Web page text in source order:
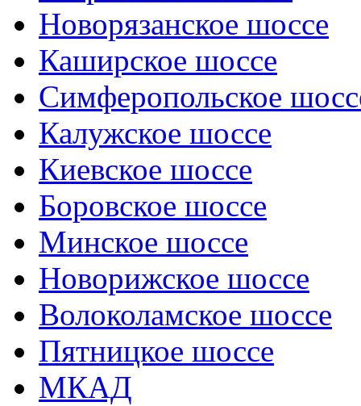
Новорязанское шоссе
Каширское шоссе
Симферопольское
Калужское шоссе
Киевское шоссе
Боровское шоссе
Минское шоссе
Новорижское шоссе
Волоколамское шоссе
Пятницкое шоссе
МКАД